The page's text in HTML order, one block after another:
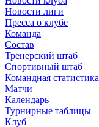
Новости лиги
Пресса о клубе
Команда
Состав
Тренерский штаб
Спортивный штаб
Командная статистика
Матчи
Календарь
Турнирные таблицы
Клуб